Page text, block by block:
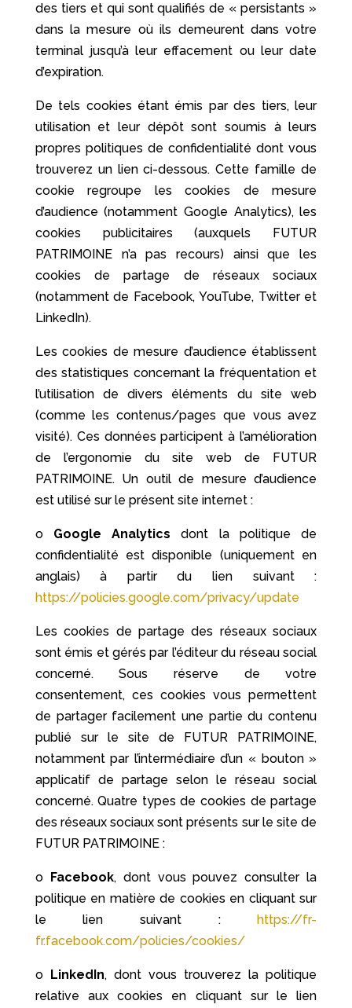
des tiers et qui sont qualifiés de « persistants »
dans la mesure où ils demeurent dans votre
terminal jusqu’à leur effacement ou leur date
d’expiration.
De tels cookies étant émis par des tiers, leur
utilisation et leur dépôt sont soumis à leurs
propres politiques de confidentialité dont vous
trouverez un lien ci-dessous. Cette famille de
cookie regroupe les cookies de mesure
d’audience (notamment Google Analytics), les
cookies publicitaires (auxquels FUTUR
PATRIMOINE n’a pas recours) ainsi que les
cookies de partage de réseaux sociaux
(notamment de Facebook, YouTube, Twitter et
LinkedIn).
Les cookies de mesure d’audience établissent
des statistiques concernant la fréquentation et
l’utilisation de divers éléments du site web
(comme les contenus/pages que vous avez
visité). Ces données participent à l’amélioration
de l’ergonomie du site web de FUTUR
PATRIMOINE. Un outil de mesure d’audience
est utilisé sur le présent site internet :
o Google Analytics dont la politique de
confidentialité est disponible (uniquement en
anglais) à partir du lien suivant :
https://policies.google.com/privacy/update
Les cookies de partage des réseaux sociaux
sont émis et gérés par l’éditeur du réseau social
concerné. Sous réserve de votre
consentement, ces cookies vous permettent
de partager facilement une partie du contenu
publié sur le site de FUTUR PATRIMOINE,
notamment par l’intermédiaire d’un « bouton »
applicatif de partage selon le réseau social
concerné. Quatre types de cookies de partage
des réseaux sociaux sont présents sur le site de
FUTUR PATRIMOINE :
o Facebook, dont vous pouvez consulter la
politique en matière de cookies en cliquant sur
le lien suivant :https://fr-
fr.facebook.com/policies/cookies/
o LinkedIn, dont vous trouverez la politique
relative aux cookies en cliquant sur le lien